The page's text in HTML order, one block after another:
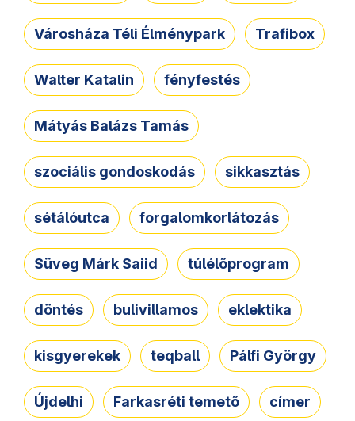
Városháza Téli Élménypark Trafibox
Walter Katalin fényfestés
Mátyás Balázs Tamás
szociális gondoskodás sikkasztás
sétálóutca forgalomkorlátozás
Süveg Márk Saiid túlélőprogram
döntés bulivillamos eklektika
kisgyerekek teqball Pálfi György
Újdelhi Farkasréti temető címer